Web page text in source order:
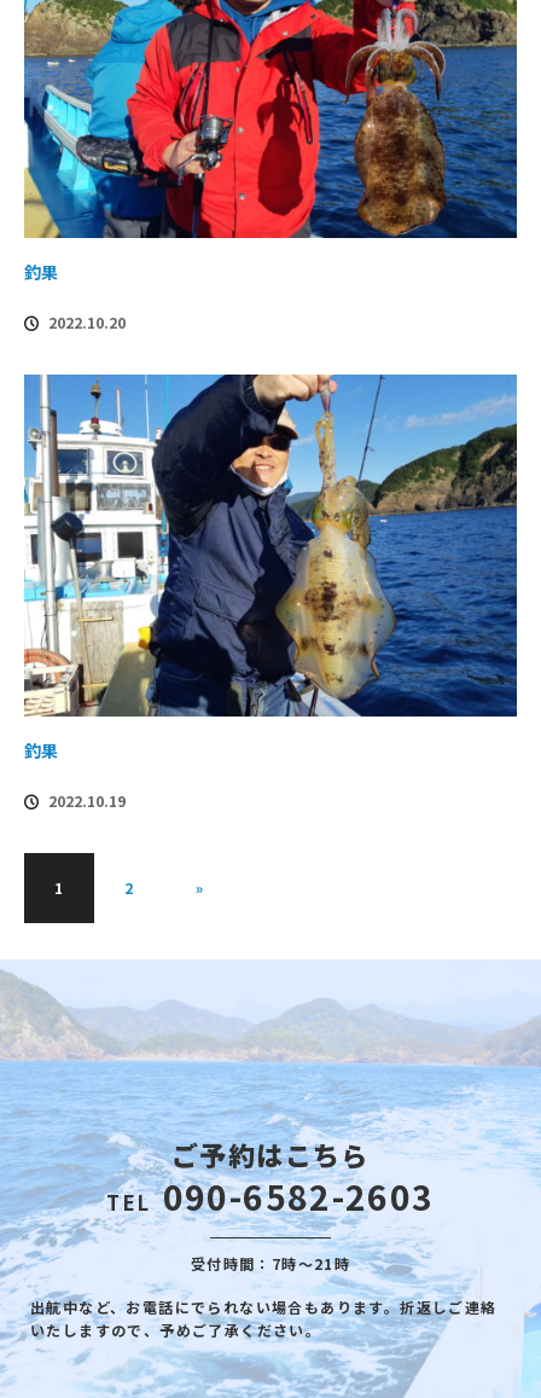
釣果
2022.10.20
釣果
2022.10.19
1 2 »
ご予約はこちら
TEL 090-6582-2603
受付時間：7時～21時
出航中など、お電話にでられない場合もあります。折返しご連絡
いたしますので、予めご了承ください。